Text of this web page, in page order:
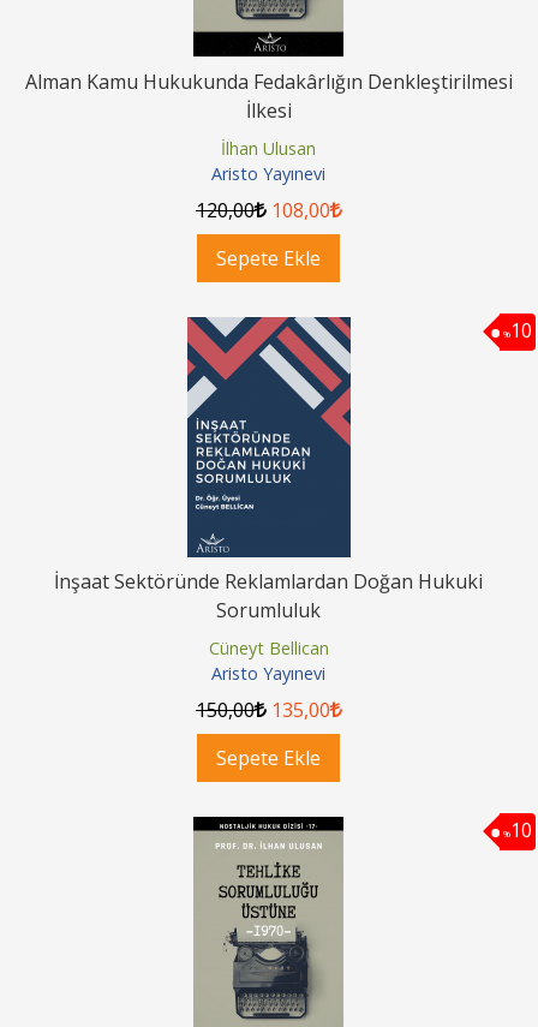
Alman Kamu Hukukunda Fedakârlığın Denkleştirilmesi
İlkesi
İlhan Ulusan
Aristo Yayınevi
120,00 108,00
Sepete Ekle
%10
İnşaat Sektöründe Reklamlardan Doğan Hukuki
Sorumluluk
Cüneyt Bellican
Aristo Yayınevi
150,00 135,00
Sepete Ekle
%10